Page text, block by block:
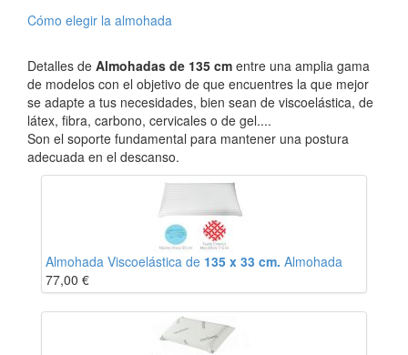
Cómo elegir la almohada
Detalles de Almohadas de 135 cm entre una amplia gama
de modelos con el objetivo de que encuentres la que mejor
se adapte a tus necesidades, bien sean de viscoelástica, de
látex, fibra, carbono, cervicales o de gel....
Son el soporte fundamental para mantener una postura
adecuada en el descanso.
Almohada Viscoelástica de 135 x 33 cm. Almohada
77,00 €